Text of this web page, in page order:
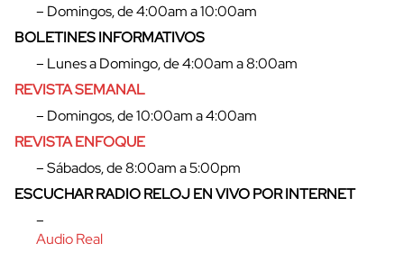
– Domingos, de 4:00am a 10:00am
BOLETINES INFORMATIVOS
– Lunes a Domingo, de 4:00am a 8:00am
REVISTA SEMANAL
– Domingos, de 10:00am a 4:00am
REVISTA ENFOQUE
– Sábados, de 8:00am a 5:00pm
ESCUCHAR RADIO RELOJ EN VIVO POR INTERNET
–
Audio Real